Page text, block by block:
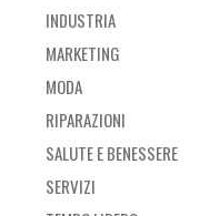
INDUSTRIA
MARKETING
MODA
RIPARAZIONI
SALUTE E BENESSERE
SERVIZI